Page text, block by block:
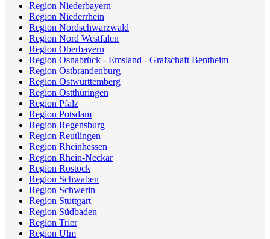
Region Niederbayern
Region Niederrhein
Region Nordschwarzwald
Region Nord Westfalen
Region Oberbayern
Region Osnabrück - Emsland - Grafschaft Bentheim
Region Ostbrandenburg
Region Ostwürttemberg
Region Ostthüringen
Region Pfalz
Region Potsdam
Region Regensburg
Region Reutlingen
Region Rheinhessen
Region Rhein-Neckar
Region Rostock
Region Schwaben
Region Schwerin
Region Stuttgart
Region Südbaden
Region Trier
Region Ulm